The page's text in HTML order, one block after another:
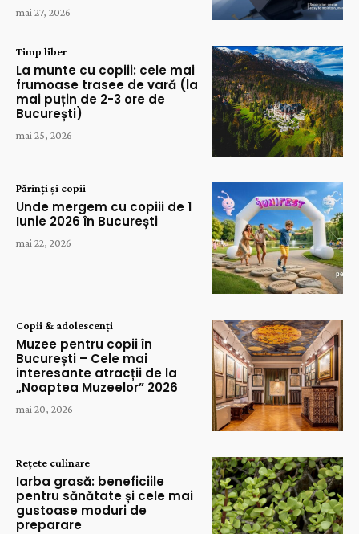
mai 27, 2026
Timp liber
La munte cu copiii: cele mai
frumoase trasee de vară (la
mai puțin de 2-3 ore de
București)
mai 25, 2026
Părinți și copii
Unde mergem cu copiii de 1
Iunie 2026 în București
mai 22, 2026
Copii & adolescenți
Muzee pentru copii în
București – Cele mai
interesante atracții de la
„Noaptea Muzeelor” 2026
mai 20, 2026
Rețete culinare
Iarba grasă: beneficiile
pentru sănătate și cele mai
gustoase moduri de
preparare